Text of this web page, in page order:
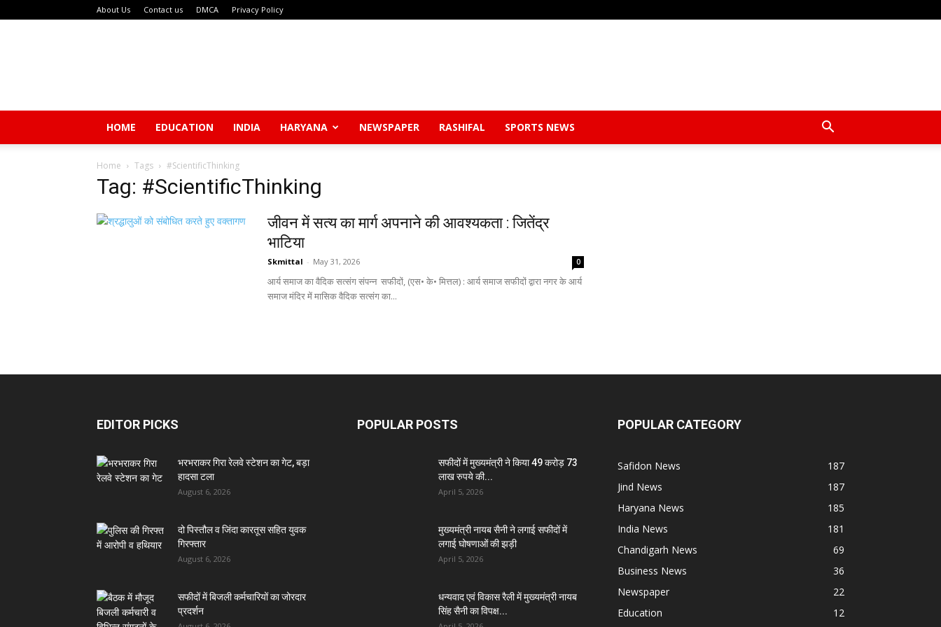
About Us Contact us DMCA Privacy Policy
Safidon
HOME EDUCATION INDIA HARYANA NEWSPAPER RASHIFAL SPORTS NEWS
Home Tags #ScientificThinking
Tag: #ScientificThinking
जीवन में सत्य का मार्ग अपनाने की आवश्यकता : जितेंद्र
भाटिया
Skmittal - May 31, 2026 0
आर्य समाज का वैदिक सत्संग संपन्न सफीदों, (एस• के• मित्तल) : आर्य समाज सफीदों द्वारा नगर के आर्य
समाज मंदिर में मासिक वैदिक सत्संग का...
EDITOR PICKS
भरभराकर गिरा रेलवे स्टेशन का गेट, बड़ा
हादसा टला
August 6, 2026
दो पिस्तौल व जिंदा कारतूस सहित युवक
गिरफ्तार
August 6, 2026
सफीदों में बिजली कर्मचारियों का जोरदार
प्रदर्शन
POPULAR POSTS
सफीदों में मुख्यमंत्री ने किया 49 करोड़ 73
लाख रुपये की...
April 5, 2026
मुख्यमंत्री नायब सैनी ने लगाई सफीदों में
लगाई घोषणाओं की झड़ी
April 5, 2026
धन्यवाद एवं विकास रैली में मुख्यमंत्री नायब
सिंह सैनी का विपक्ष...
POPULAR CATEGORY
Safidon News
187
Jind News
187
Haryana News
185
India News
181
Chandigarh News
69
Business News
36
Newspaper
22
Education
12